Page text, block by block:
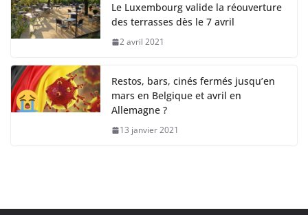
Le Luxembourg valide la réouverture
des terrasses dès le 7 avril
2 avril 2021
Restos, bars, cinés fermés jusqu’en
mars en Belgique et avril en
Allemagne ?
13 janvier 2021